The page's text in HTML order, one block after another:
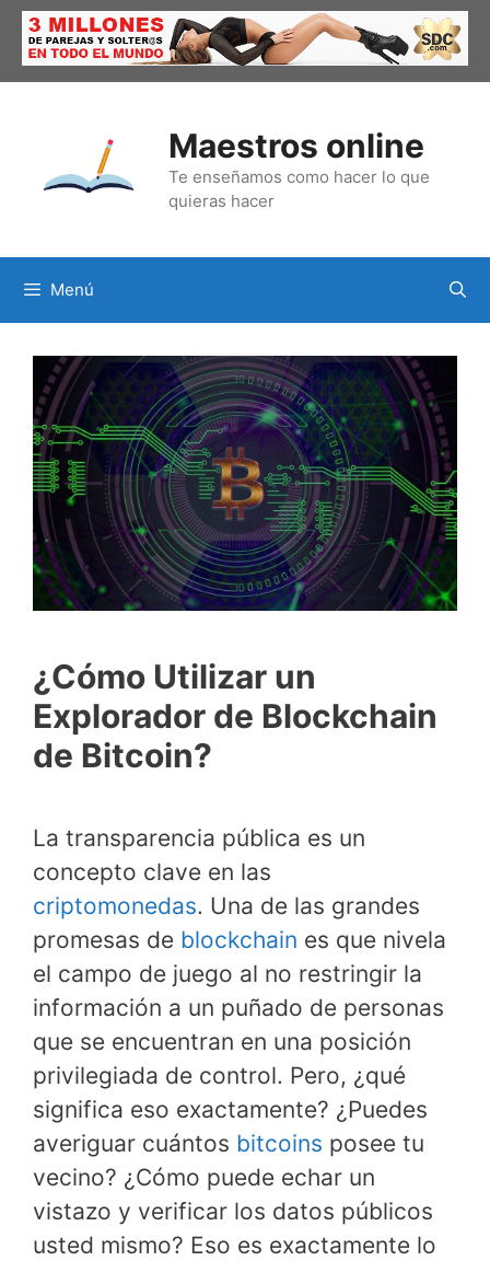
Saltar
contenido
Maestros online
Te enseñamos como hacer lo que
quieras hacer
Menú
¿Cómo Utilizar un
Explorador de Blockchain
de Bitcoin?
La transparencia pública es un
concepto clave en las
criptomonedas. Una de las grandes
promesas de blockchain es que nivela
el campo de juego al no restringir la
información a un puñado de personas
que se encuentran en una posición
privilegiada de control. Pero, ¿qué
significa eso exactamente? ¿Puedes
averiguar cuántos bitcoins posee tu
vecino? ¿Cómo puede echar un
vistazo y verificar los datos públicos
usted mismo? Eso es exactamente lo